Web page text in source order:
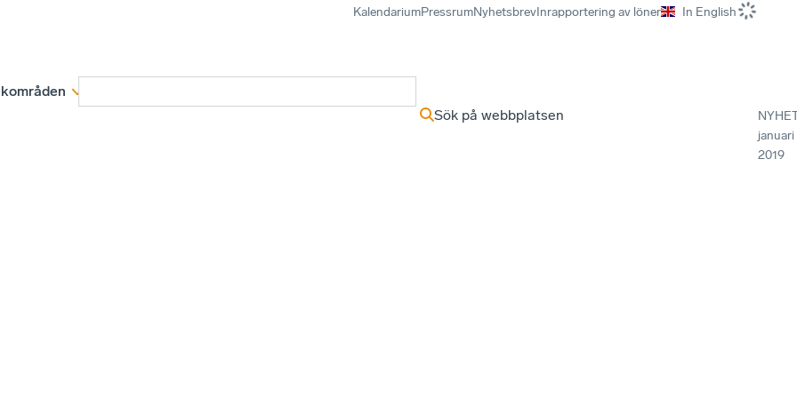
KalendariumPressrumNyhetsbrevInrapportering av löner In English
Sök på webbplatsen
januari
2019